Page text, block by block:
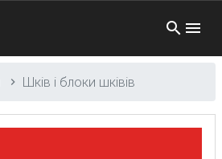
Шків і блоки шківів